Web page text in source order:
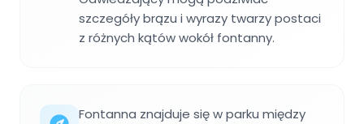
szczegóły brązu i wyrazy twarzy postaci
z różnych kątów wokół fontanny.
Fontanna znajduje się w parku między